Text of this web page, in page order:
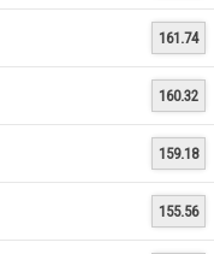
161.74
160.32
159.18
155.56